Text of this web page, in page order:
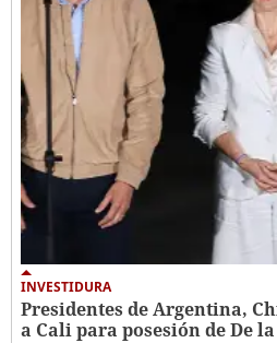
INVESTIDURA
Presidentes de Argentina,
a Cali para posesión de De